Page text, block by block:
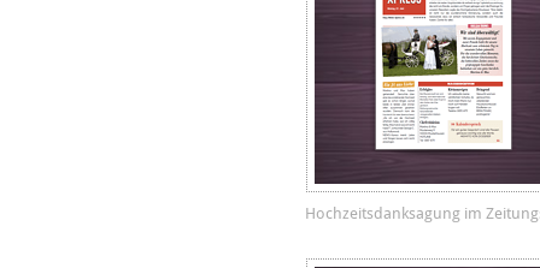
Hochzeitsdanksagung im